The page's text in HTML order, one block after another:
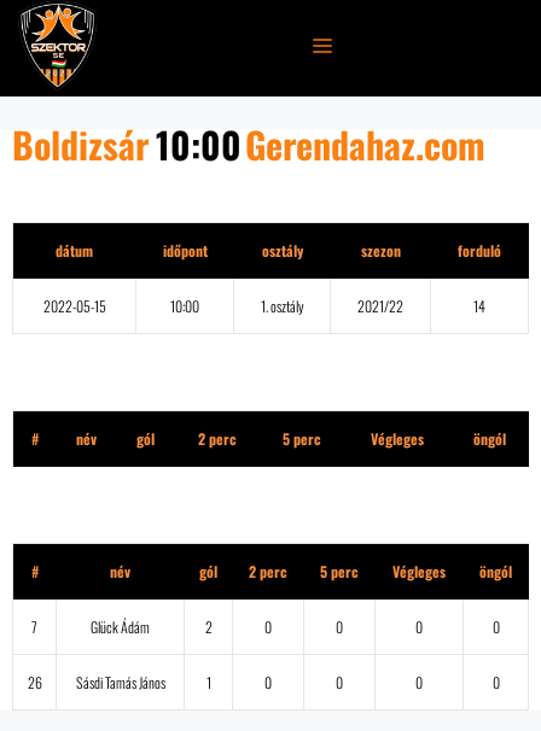
Kilépés
tartalomba
MENÜ
Boldizsár10:00Gerendahaz.com
dátum időpont osztály szezon forduló
2022-05-15 10:00 1. osztály 2021/22 14
# név gól 2 perc 5 perc Végleges öngól
# név gól 2 perc 5 perc Végleges öngól
7 Glück Ádám 2 0 0 0 0
26 Sásdi Tamás János 1 0 0 0 0